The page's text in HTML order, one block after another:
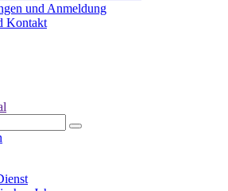
und Anmeldung
Kontakt